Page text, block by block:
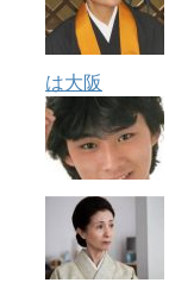
は大阪